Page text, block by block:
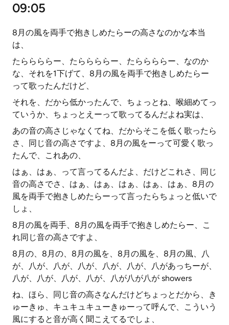
09:05
8月の風を両手で抱きしめたらーの高さなのかな本当
は、
たららららー、たららららー、たららららー、なのか
な、それを1下げて、8月の風を両手で抱きしめたらー
って歌ったんだけど、
それを、だから低かったんで、ちょっとね、喉細めてっ
ていうか、ちょっとえーって歌ってるんだよね実は、
あの音の高さじゃなくてね、だからそこを低く歌ったら
さ、同じ音の高さですよ、8月の風をーって可愛く歌っ
たんで、これあの、
はぁ、はぁ、って言ってるんだよ、だけどこれさ、同じ
音の高さでさ、はぁ、はぁ、はぁ、はぁ、はぁ、8月の
風を両手で抱きしめたらーって言ったらちょっと低いで
しょ、
8月の風を両手、8月の風を両手で抱きしめたらー、こ
れ同じ音の高さですよ、
8月の、8月の、8月の風を、8月の風を、8月の風、八
が、八が、八が、八が、八が、八が、八があっちーが、
八が、八が、八が、八が、八が八が八が showers
ね、ほら、同じ音の高さなんだけどちょっとだから、き
ゅーきゅ、キュキュキューきゅーって呼んで、こういう
風にすると音が高く聞こえてるでしょ、